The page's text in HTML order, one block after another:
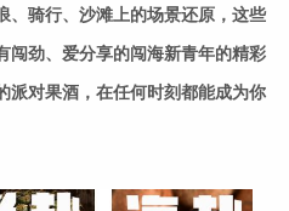
、骑行、沙滩上的场景还原，这些
闯劲、爱分享的闯海新青年的精彩
派对果酒，在任何时刻都能成为你